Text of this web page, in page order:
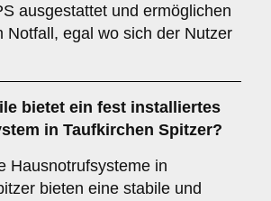
ausgestattet und ermöglichen
Notfall, egal wo sich der Nutzer
bietet ein fest installiertes
in Taufkirchen Spitzer?
Hausnotrufsysteme in
bieten eine stabile und